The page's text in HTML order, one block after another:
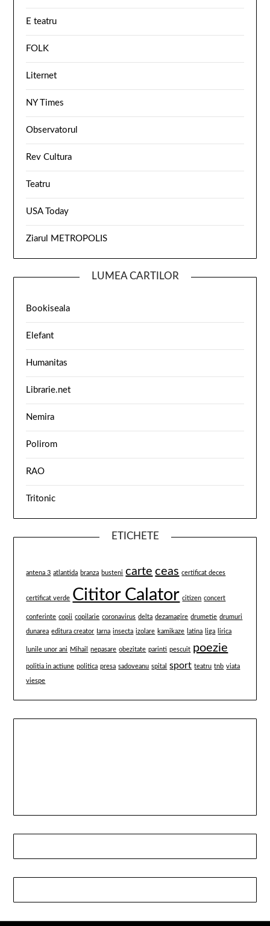
E teatru
FOLK
Liternet
NY Times
Observatorul
Rev Cultura
Teatru
USA Today
Ziarul METROPOLIS
LUMEA CARTILOR
Bookiseala
Elefant
Humanitas
Librarie.net
Nemira
Polirom
RAO
Tritonic
ETICHETE
antena 3 atlantida branza busteni carte ceas certificat deces
certificat verde Cititor Calator citizen concert
conferinte copii copilarie coronavirus delta dezamagire drumetie drumuri
dunarea editura creator Iarna insecta izolare kamikaze latina liga lirica
lunile unor ani Mihail nepasare obezitate parinti pescuit poezie
politia in actiune politica presa sadoveanu spital sport teatru tnb viata
viespe